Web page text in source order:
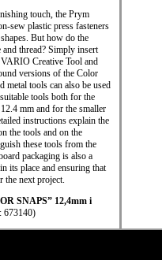
touch, the Prym
sew plastic press fasteners
But how do the
thread? Simply insert
Creative Tool and
versions of the Color
metal tools can also be used
tools both for the
mm and for the smaller
instructions explain the
the tools and on the
these tools from the
packaging is also a
its place and ensuring that
the next project.
SNAPS” 12,4mm i
673140)